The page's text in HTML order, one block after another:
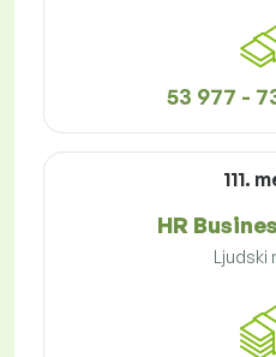
53 977 -
111.
HR
Ljudski